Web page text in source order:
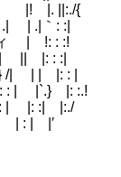
|. ||:./{
| .|｀: :|
| !: : :!
|| |: : :|
| | | |: : |
: : | |`.} |: :.!
: | |: :| |:./
| | : | |′